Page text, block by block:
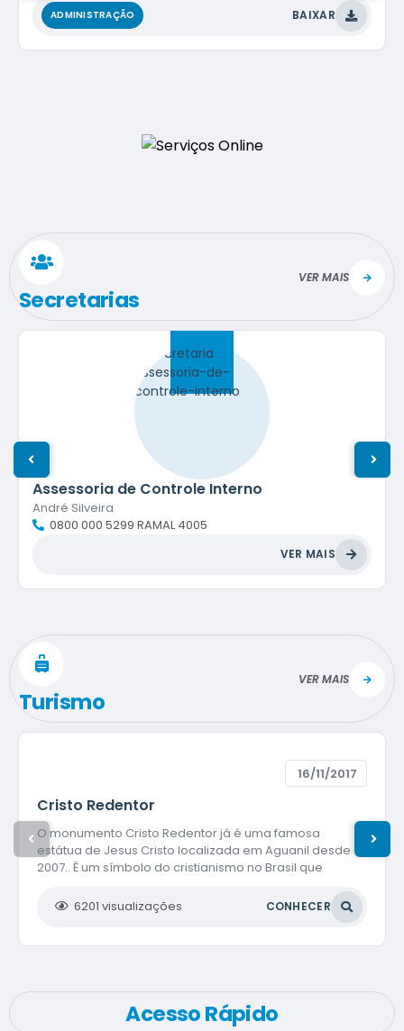
ADMINISTRAÇÃO BAIXAR
Secretarias
VER MAIS
Assessoria de Controle Interno
André Silveira
0800 000 5299 RAMAL 4005
VER MAIS
Turismo
VER MAIS
Cristo Redentor
16/11/2017
6201 visualizações
O monumento Cristo Redentor já é uma famosa
estátua de Jesus Cristo localizada em Aguanil desde
2007.. É um símbolo do cristianismo no Brasil que
A ideia principal foi colocar o monumento em um dos
CONHECER
Acesso Rápido